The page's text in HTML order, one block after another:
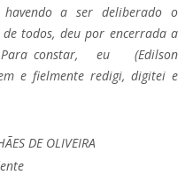
a ser deliberado o
todos, deu por encerrada a
Para constar, eu (Edilson
e fielmente redigi, digitei e
DE OLIVEIRA